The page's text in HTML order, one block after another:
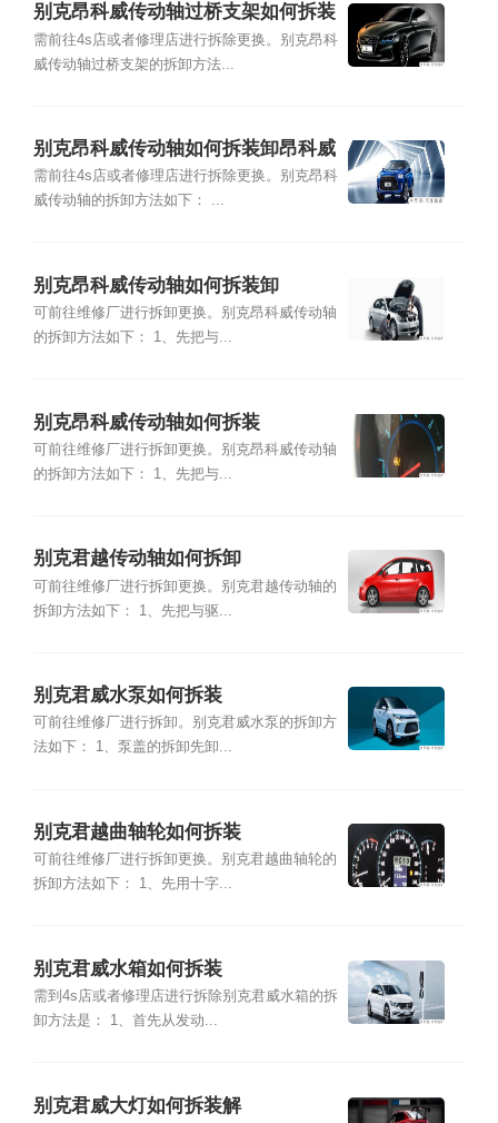
别克昂科威传动轴过桥支架如何拆装
需前往4s店或者修理店进行拆除更换。别克昂科
威传动轴过桥支架的拆卸方法...
别克昂科威传动轴如何拆装卸昂科威
传动轴
需前往4s店或者修理店进行拆除更换。别克昂科
威传动轴的拆卸方法如下： ...
别克昂科威传动轴如何拆装卸
可前往维修厂进行拆卸更换。别克昂科威传动轴
的拆卸方法如下： 1、先把与...
别克昂科威传动轴如何拆装
可前往维修厂进行拆卸更换。别克昂科威传动轴
的拆卸方法如下： 1、先把与...
别克君越传动轴如何拆卸
可前往维修厂进行拆卸更换。别克君越传动轴的
拆卸方法如下： 1、先把与驱...
别克君威水泵如何拆装
可前往维修厂进行拆卸。别克君威水泵的拆卸方
法如下： 1、泵盖的拆卸先卸...
别克君越曲轴轮如何拆装
可前往维修厂进行拆卸更换。别克君越曲轴轮的
拆卸方法如下： 1、先用十字...
别克君威水箱如何拆装
需到4s店或者修理店进行拆除别克君威水箱的拆
卸方法是： 1、首先从发动...
别克君威大灯如何拆装解